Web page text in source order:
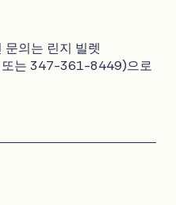
문의는 린지 빌렛
또는 347-361-8449)으로